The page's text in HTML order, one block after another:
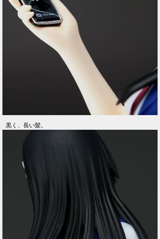
黒く、長い髪。